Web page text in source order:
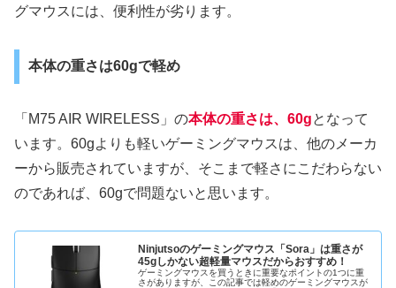
グマウスには、便利性が劣ります。
本体の重さは60gで軽め
「M75 AIR WIRELESS」の本体の重さは、60gとなって
います。60gよりも軽いゲーミングマウスは、他のメーカ
ーから販売されていますが、そこまで軽さにこだわらない
のであれば、60gで問題ないと思います。
Ninjutsoのゲーミングマウス「Sora」は重さが
45gしかない超軽量マウスだからおすすめ！
ゲーミングマウスを買うときに重要なポイントの1つに重
さがありますが、この記事では軽めのゲーミングマウスが